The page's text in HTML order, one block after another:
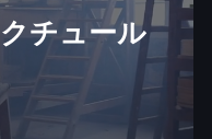
チュール